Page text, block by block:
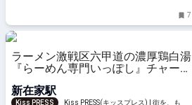
7
ラーメン激戦区六甲道の濃厚鶏白湯
『らーめん専門いっぽし』チャーシ
新在家駅
Kiss PRESS
Kiss PRESS(キッスプレス) | 街を、もっ